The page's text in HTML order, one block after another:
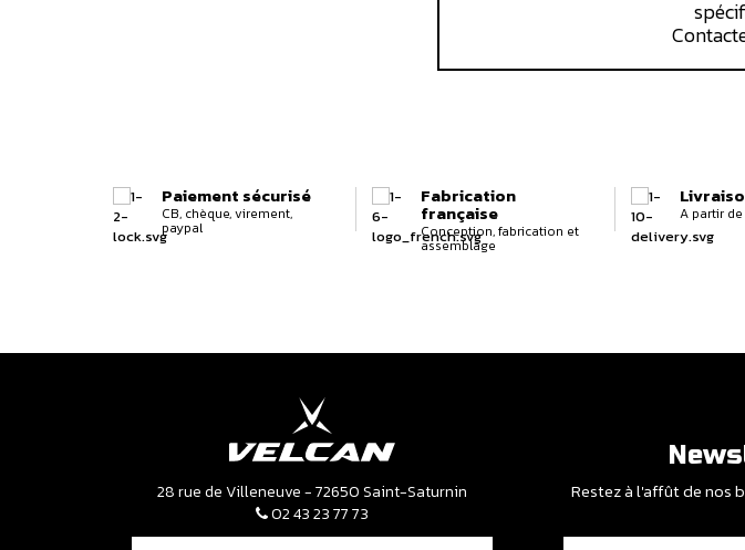
Paiement sécurisé
CB, chèque, virement,
paypal
Fabrication
française
Conception, fabrication et
assemblage
A partir
28 rue de Villeneuve - 72650 Saint-Saturnin
02 43 23 77 73
Restez à l'affût de nos